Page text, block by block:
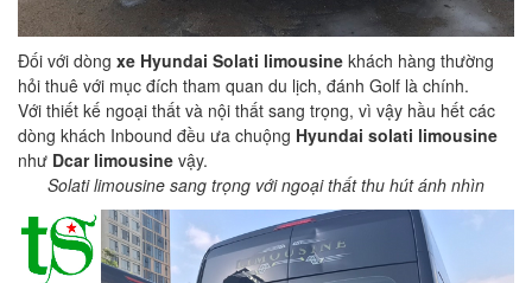
Đối với dòng xe Hyundai Solati limousine khách hàng thường
hỏi thuê với mục đích tham quan du lịch, đánh Golf là chính.
Với thiết kế ngoại thất và nội thất sang trọng, vì vậy hầu hết các
dòng khách Inbound đều ưa chuộng Hyundai solati limousine
như Dcar limousine vậy.
Solati limousine sang trọng với ngoại thất thu hút ánh nhìn